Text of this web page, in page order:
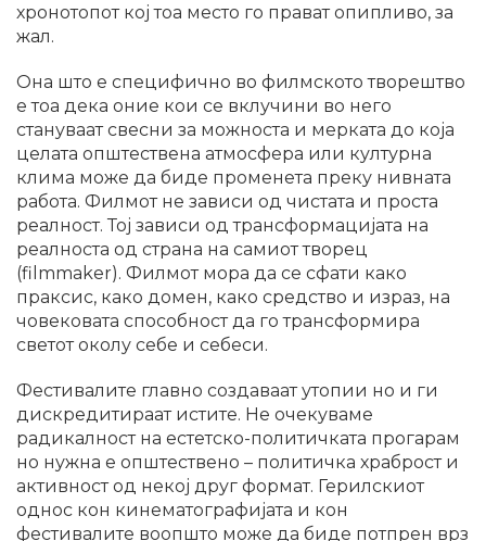
хронотопот кој тоа место го прават опипливо, за
жал.
Она што е специфично во филмското творештво
е тоа дека оние кои се вклучини во него
стануваат свесни за можноста и мерката до која
целата општествена атмосфера или културна
клима може да биде променета преку нивната
работа. Филмот не зависи од чистата и проста
реалност. Тој зависи од трансформацијата на
реалноста од страна на самиот творец
(filmmaker). Филмот мора да се сфати како
праксис, како домен, како средство и израз, на
човековата способност да го трансформира
светот околу себе и себеси.
Фестивалите главно создаваат утопии но и ги
дискредитираат истите. Не очекуваме
радикалност на естетско-политичката прогарам
но нужна е општествено – политичка храброст и
активност од некој друг формат. Герилскиот
однос кон кинематографијата и кон
фестивалите воопшто може да биде потпрен врз